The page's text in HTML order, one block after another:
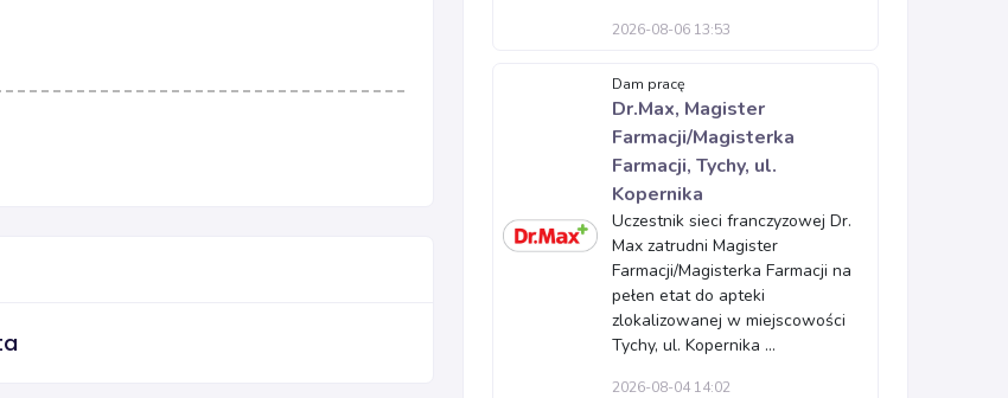
2026-08-06 13:53
Dam pracę
Dr.Max, Magister
Farmacji/Magisterka
Farmacji, Tychy, ul.
Kopernika
Uczestnik sieci franczyzowej Dr.
Max zatrudni Magister
Farmacji/Magisterka Farmacji na
pełen etat do apteki
zlokalizowanej w miejscowości
Tychy, ul. Kopernika ...
2026-08-04 14:02